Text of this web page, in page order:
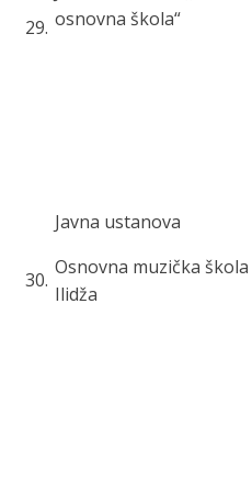
29. osnovna škola“
30.
Javna ustanova
Osnovna muzička škola
Ilidža